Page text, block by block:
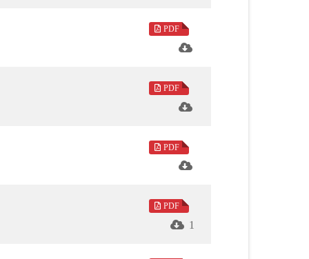
宗教對話」的角度切入，詮釋人間佛教
修四方面來闡述大師對人間的關懷與實
PDF
PDF
PDF
PDF
1